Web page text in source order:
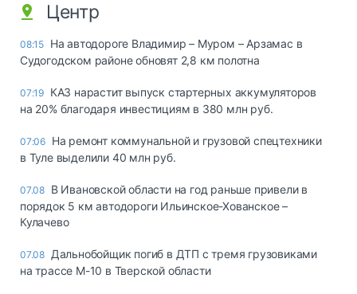
Центр
08:15 На автодороге Владимир – Муром – Арзамас в
Судогодском районе обновят 2,8 км полотна
07:19 КАЗ нарастит выпуск стартерных аккумуляторов
на 20% благодаря инвестициям в 380 млн руб.
07:06 На ремонт коммунальной и грузовой спецтехники
в Туле выделили 40 млн руб.
07.08 В Ивановской области на год раньше привели в
порядок 5 км автодороги Ильинское-Хованское –
Кулачево
07.08 Дальнобойщик погиб в ДТП с тремя грузовиками
на трассе М-10 в Тверской области